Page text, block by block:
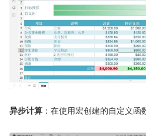
异步计算 ：在使用宏创建的自定义函